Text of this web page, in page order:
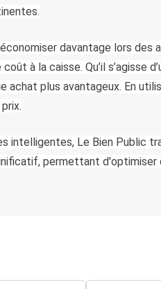
davantage lors
à la caisse. Qu’il s’agisse
achat plus avantageux. En
Le Bien Public
permettant